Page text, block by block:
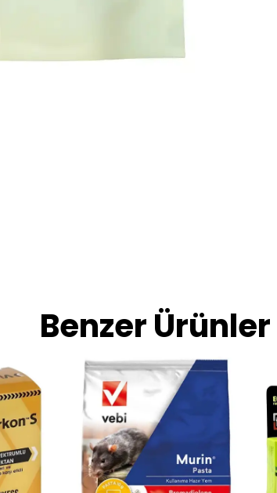
Benzer Ürünler